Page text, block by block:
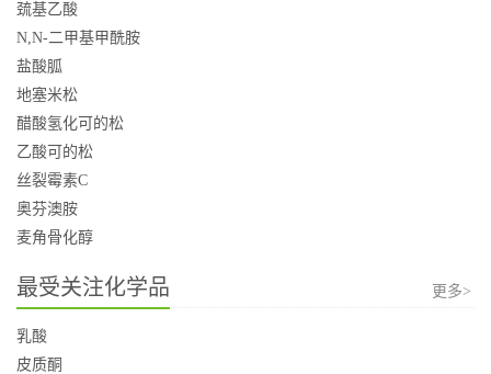
巯基乙酸
N,N-二甲基甲酰胺
盐酸胍
地塞米松
醋酸氢化可的松
乙酸可的松
丝裂霉素C
奥芬澳胺
麦角骨化醇
最受关注化学品 更多>
乳酸
皮质酮